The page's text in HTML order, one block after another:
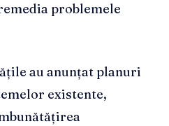
problemele
au anunțat planuri
existente,